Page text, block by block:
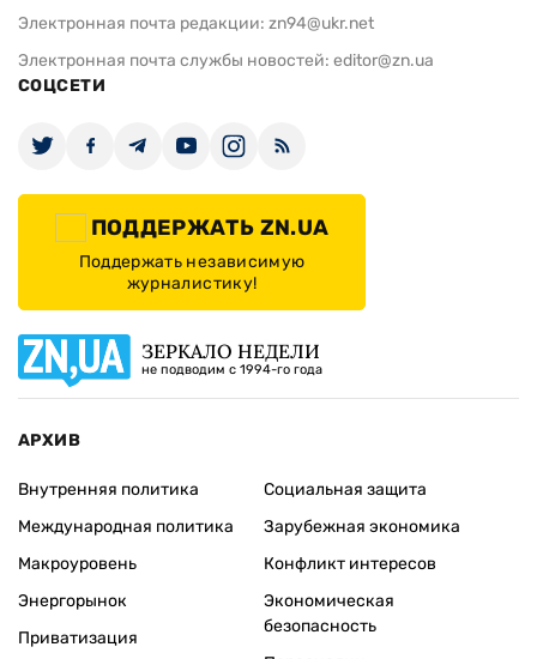
Электронная почта редакции: zn94@ukr.net
Электронная почта службы новостей: editor@zn.ua
СОЦСЕТИ
ПОДДЕРЖАТЬ ZN.UA
Поддержать независимую
журналистику!
ЗЕРКАЛО НЕДЕЛИ
не подводим с 1994-го года
АРХИВ
Внутренняя политика
Международная политика
Макроуровень
Энергорынок
Приватизация
Социальная защита
Зарубежная экономика
Конфликт интересов
Экономическая
безопасность